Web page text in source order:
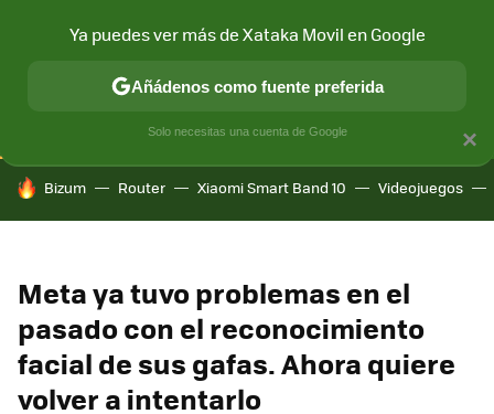
CONECTIVIDAD MÓVIL Y SOCIEDAD APLICACIONES
HOY SE HABLA DE
Bizum Router Xiaomi Smart Band 10 Videojuegos
Meta ya tuvo problemas en el
pasado con el reconocimiento
facial de sus gafas. Ahora quiere
volver a intentarlo
×
Ya puedes ver más de Xataka Movil en Google
Añádenos como fuente preferida
Solo necesitas una cuenta de Google